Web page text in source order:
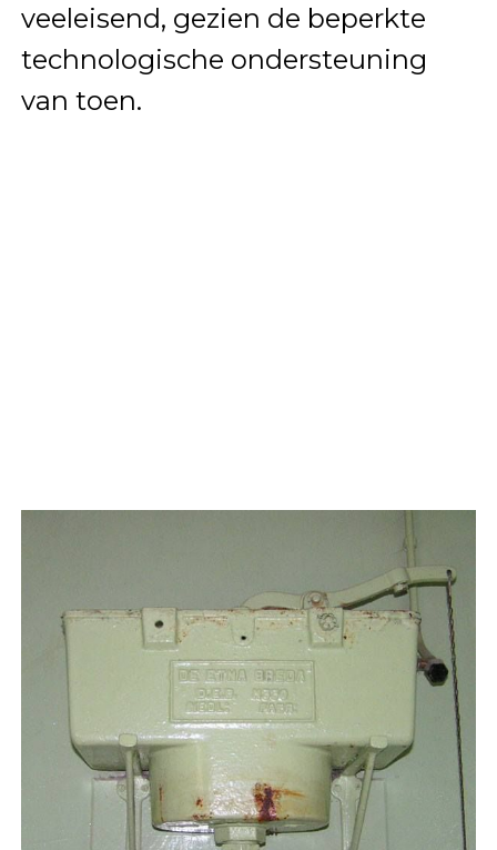
veeleisend, gezien de beperkte
technologische ondersteuning
van toen.